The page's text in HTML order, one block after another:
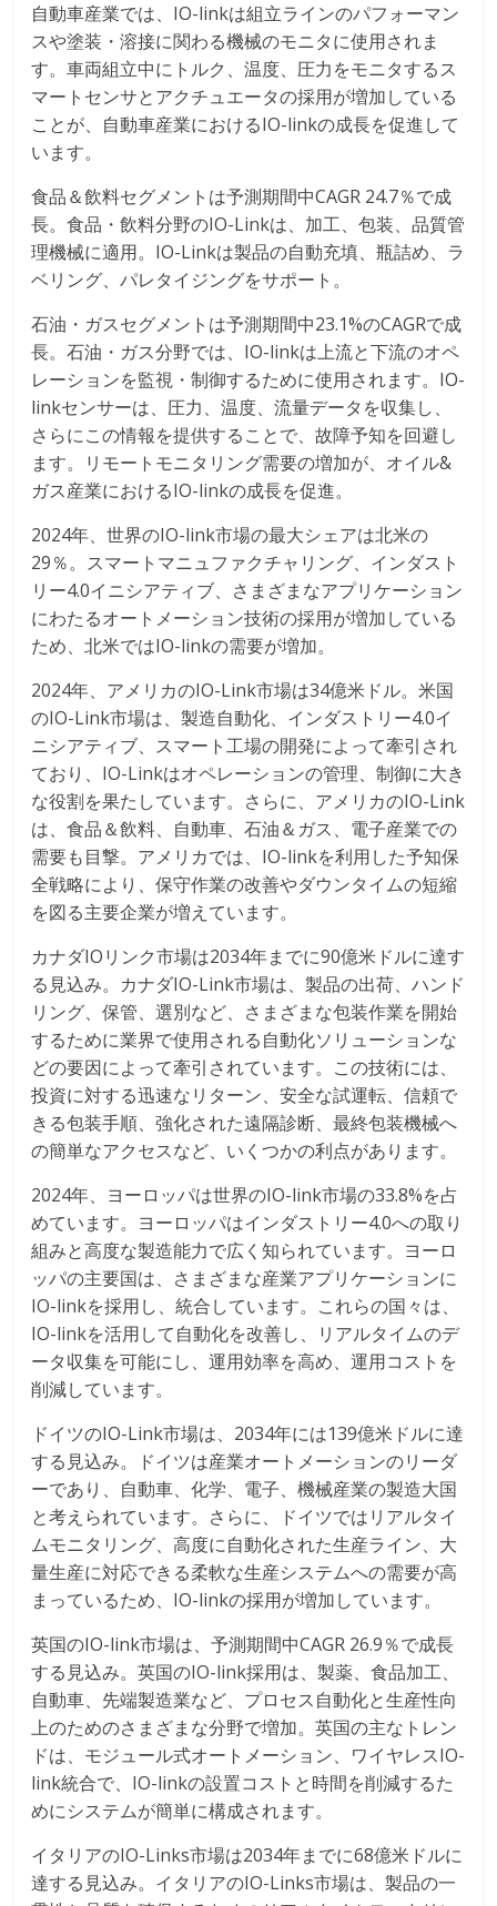
自動車産業では、IO-linkは組立ラインのパフォーマン
スや塗装・溶接に関わる機械のモニタに使用されま
す。車両組立中にトルク、温度、圧力をモニタするス
マートセンサとアクチュエータの採用が増加している
ことが、自動車産業におけるIO-linkの成長を促進して
います。
食品＆飲料セグメントは予測期間中CAGR 24.7％で成
長。食品・飲料分野のIO-Linkは、加工、包装、品質管
理機械に適用。IO-Linkは製品の自動充填、瓶詰め、ラ
ベリング、パレタイジングをサポート。
石油・ガスセグメントは予測期間中23.1%のCAGRで成
長。石油・ガス分野では、IO-linkは上流と下流のオペ
レーションを監視・制御するために使用されます。IO-
linkセンサーは、圧力、温度、流量データを収集し、
さらにこの情報を提供することで、故障予知を回避し
ます。リモートモニタリング需要の増加が、オイル&
ガス産業におけるIO-linkの成長を促進。
2024年、世界のIO-link市場の最大シェアは北米の
29％。スマートマニュファクチャリング、インダスト
リー4.0イニシアティブ、さまざまなアプリケーション
にわたるオートメーション技術の採用が増加している
ため、北米ではIO-linkの需要が増加。
2024年、アメリカのIO-Link市場は34億米ドル。米国
のIO-Link市場は、製造自動化、インダストリー4.0イ
ニシアティブ、スマート工場の開発によって牽引され
ており、IO-Linkはオペレーションの管理、制御に大き
な役割を果たしています。さらに、アメリカのIO-Link
は、食品＆飲料、自動車、石油＆ガス、電子産業での
需要も目撃。アメリカでは、IO-linkを利用した予知保
全戦略により、保守作業の改善やダウンタイムの短縮
を図る主要企業が増えています。
カナダIOリンク市場は2034年までに90億米ドルに達す
る見込み。カナダIO-Link市場は、製品の出荷、ハンド
リング、保管、選別など、さまざまな包装作業を開始
するために業界で使用される自動化ソリューションな
どの要因によって牽引されています。この技術には、
投資に対する迅速なリターン、安全な試運転、信頼で
きる包装手順、強化された遠隔診断、最終包装機械へ
の簡単なアクセスなど、いくつかの利点があります。
2024年、ヨーロッパは世界のIO-link市場の33.8%を占
めています。ヨーロッパはインダストリー4.0への取り
組みと高度な製造能力で広く知られています。ヨーロ
ッパの主要国は、さまざまな産業アプリケーションに
IO-linkを採用し、統合しています。これらの国々は、
IO-linkを活用して自動化を改善し、リアルタイムのデ
ータ収集を可能にし、運用効率を高め、運用コストを
削減しています。
ドイツのIO-Link市場は、2034年には139億米ドルに達
する見込み。ドイツは産業オートメーションのリーダ
ーであり、自動車、化学、電子、機械産業の製造大国
と考えられています。さらに、ドイツではリアルタイ
ムモニタリング、高度に自動化された生産ライン、大
量生産に対応できる柔軟な生産システムへの需要が高
まっているため、IO-linkの採用が増加しています。
英国のIO-link市場は、予測期間中CAGR 26.9％で成長
する見込み。英国のIO-link採用は、製薬、食品加工、
自動車、先端製造業など、プロセス自動化と生産性向
上のためのさまざまな分野で増加。英国の主なトレン
ドは、モジュール式オートメーション、ワイヤレスIO-
link統合で、IO-linkの設置コストと時間を削減するた
めにシステムが簡単に構成されます。
イタリアのIO-Links市場は2034年までに68億米ドルに
達する見込み。イタリアのIO-Links市場は、製品の一